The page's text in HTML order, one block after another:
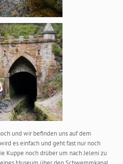
und wir befinden uns auf dem
es einfach und geht fast nur noch
Kuppe noch drüber um nach Jeleni zu